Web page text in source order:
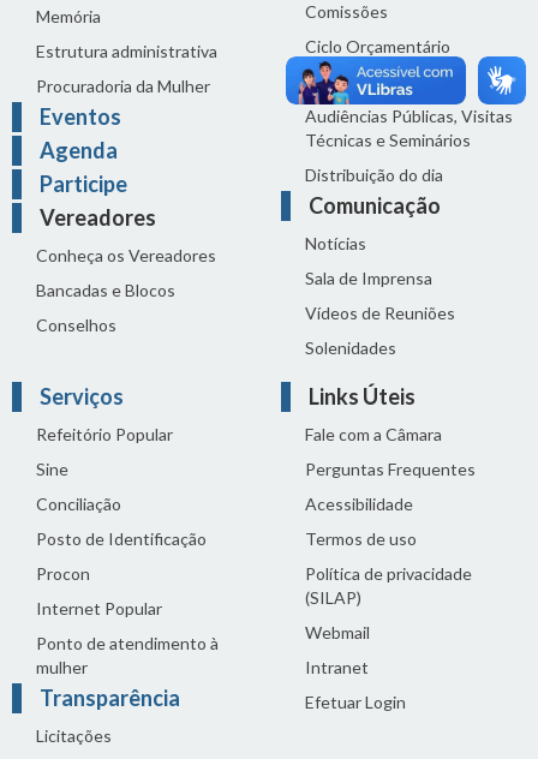
Memória
Estrutura administrativa
Procuradoria da Mulher
Eventos
Agenda
Participe
Vereadores
Conheça os Vereadores
Bancadas e Blocos
Conselhos
Comissões
Ciclo Orçamentário
Homenagens
Audiências Públicas, Visitas
Técnicas e Seminários
Distribuição do dia
Comunicação
Notícias
Sala de Imprensa
Vídeos de Reuniões
Solenidades
Serviços
Refeitório Popular
Sine
Conciliação
Posto de Identificação
Procon
Internet Popular
Ponto de atendimento à
mulher
Transparência
Licitações
Links Úteis
Fale com a Câmara
Perguntas Frequentes
Acessibilidade
Termos de uso
Política de privacidade
(SILAP)
Webmail
Intranet
Efetuar Login